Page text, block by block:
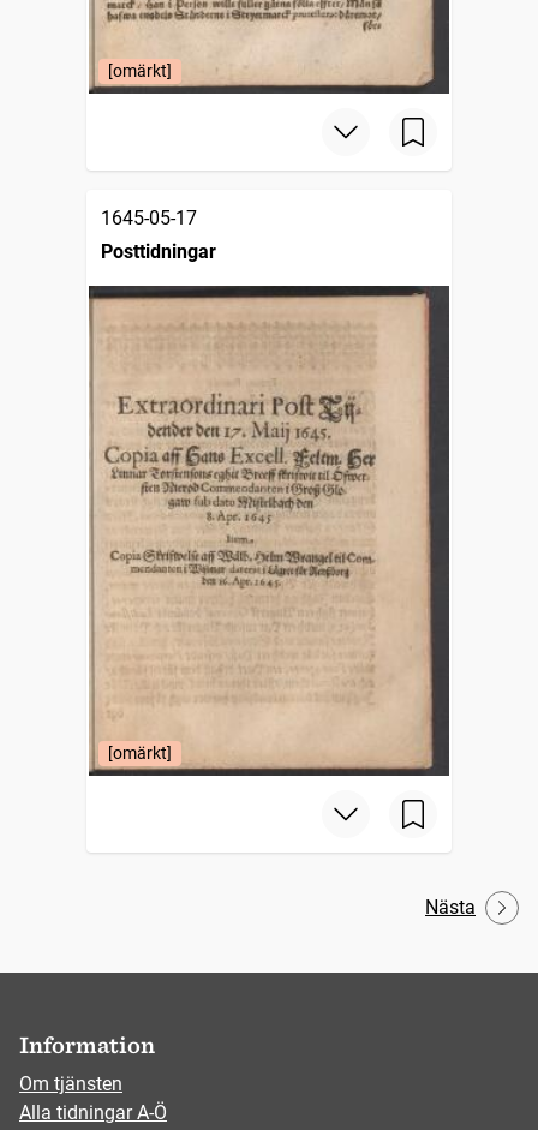
[omärkt]
1645-05-17
Posttidningar
[omärkt]
Nästa
Information
Om tjänsten
Alla tidningar A-Ö